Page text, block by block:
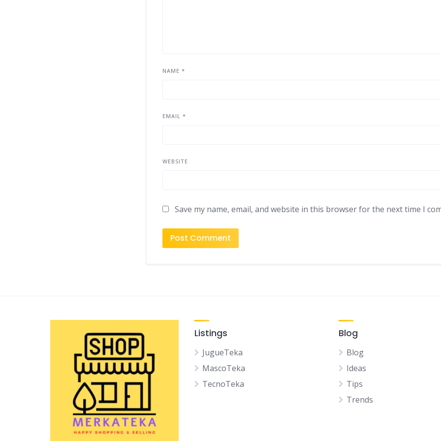
NAME*
EMAIL*
WEBSITE
Save my name, email, and website in this browser for the next time I
Listings
JugueTeka
MascoTeka
TecnoTeka
Blog
Blog
Ideas
Tips
Trends